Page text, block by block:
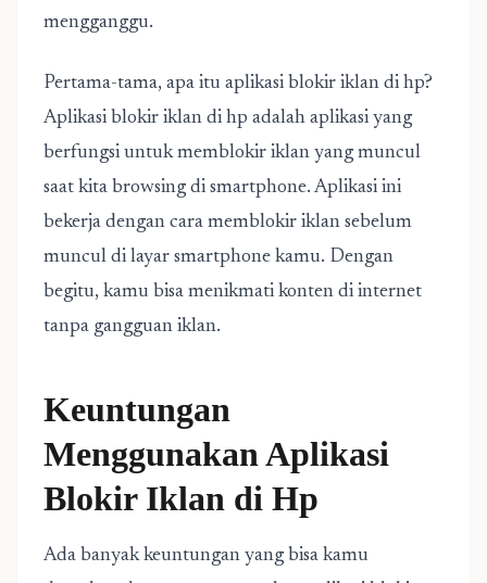
mengganggu.
Pertama-tama, apa itu aplikasi blokir iklan di hp?
Aplikasi blokir iklan di hp adalah aplikasi yang
berfungsi untuk memblokir iklan yang muncul
saat kita browsing di smartphone. Aplikasi ini
bekerja dengan cara memblokir iklan sebelum
muncul di layar smartphone kamu. Dengan
begitu, kamu bisa menikmati konten di internet
tanpa gangguan iklan.
Keuntungan
Menggunakan Aplikasi
Blokir Iklan di Hp
Ada banyak keuntungan yang bisa kamu